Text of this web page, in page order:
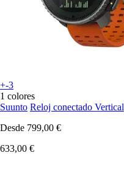
+-3
1 colores
Suunto Reloj conectado Vertical
Desde 799,00 €
633,00 €